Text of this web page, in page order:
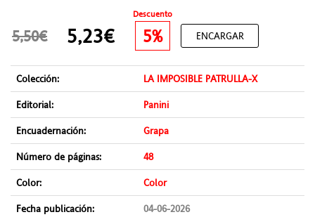
Descuento
5,50€ 5,23€ 5% ENCARGAR
Colección:
LA IMPOSIBLE PATRULLA-X
Editorial:
Panini
Encuadernación:
Grapa
Número de páginas:
48
Color:
Color
Fecha publicación:
04-06-2026